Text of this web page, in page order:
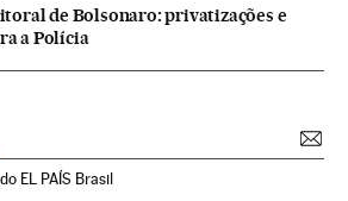
de Bolsonaro: privatizações e
a Polícia
EL PAÍS Brasil